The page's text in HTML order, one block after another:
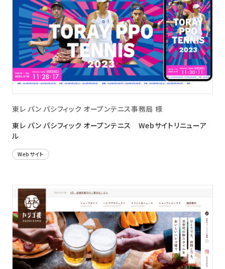
東レ パン パシフィック オープンテニス事務局 様
東レ パン パシフィック オープンテニス Webサイトリニューア
ル
Webサイト